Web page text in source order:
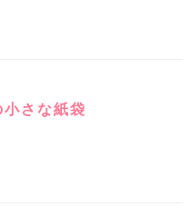
小さな紙袋